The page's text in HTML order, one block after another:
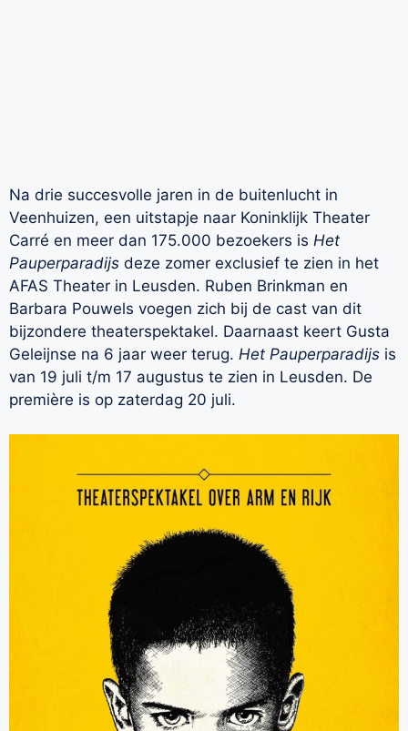
Na drie succesvolle jaren in de buitenlucht in
Veenhuizen, een uitstapje naar Koninklijk Theater
Carré en meer dan 175.000 bezoekers is Het
Pauperparadijs deze zomer exclusief te zien in het
AFAS Theater in Leusden. Ruben Brinkman en
Barbara Pouwels voegen zich bij de cast van dit
bijzondere theaterspektakel. Daarnaast keert Gusta
Geleijnse na 6 jaar weer terug. Het Pauperparadijs is
van 19 juli t/m 17 augustus te zien in Leusden. De
première is op zaterdag 20 juli.